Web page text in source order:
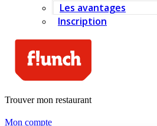
Les avantages
Inscription
Trouver mon restaurant
Mon compte